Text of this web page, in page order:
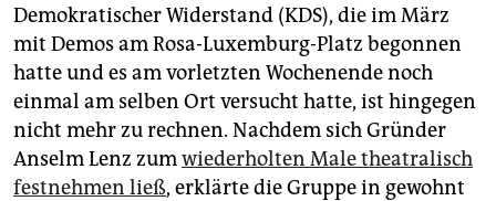
Demokratischer Widerstand (KDS), die im März
mit Demos am Rosa-Luxemburg-Platz begonnen
hatte und es am vorletzten Wochenende noch
einmal am selben Ort versucht hatte, ist hingegen
nicht mehr zu rechnen. Nachdem sich Gründer
Anselm Lenz zumwiederholten Male theatralisch
festnehmen ließ, erklärte die Gruppe in gewohnt